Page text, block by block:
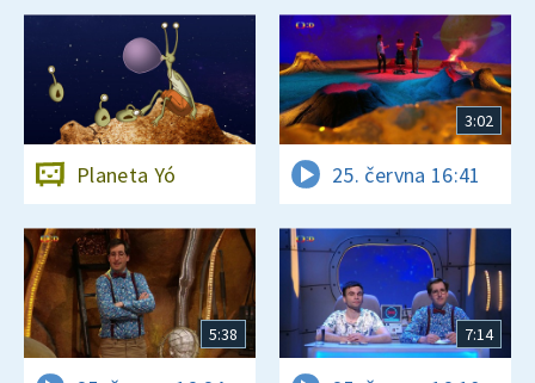
Planeta Yó
3:02
25. června 16:41
5:38 7:14